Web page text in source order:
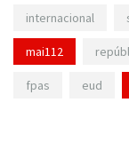
internacional
mai112
fpas eud